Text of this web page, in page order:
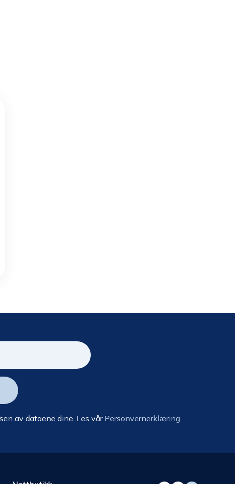
av dataene dine. Les vår Personvernerklæring.